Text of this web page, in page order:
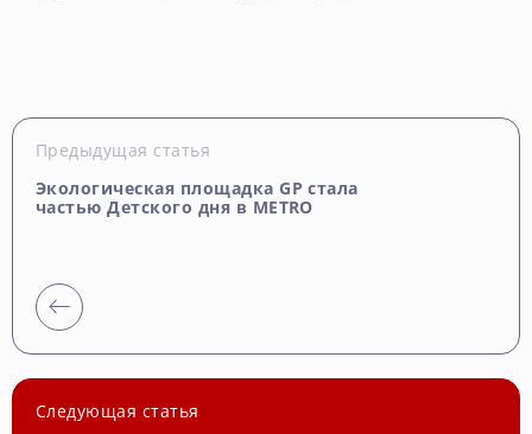
Предыдущая статья
Экологическая площадка GP стала
частью Детского дня в METRO
Следующая статья